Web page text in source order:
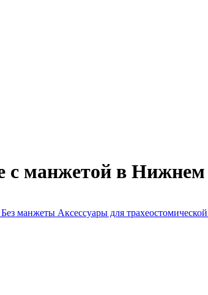
с манжетой в
Без манжеты Аксессуары для